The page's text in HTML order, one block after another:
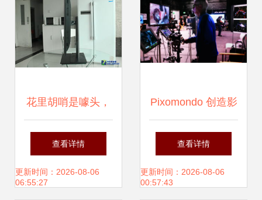
花里胡哨是噱头，
acer商务风显示器
曝光——极简高效
查看详情
更新时间：2026-08-06
06:55:27
Pixomondo 创造影
视制作工作的未来
形态
查看详情
更新时间：2026-08-06
00:57:43